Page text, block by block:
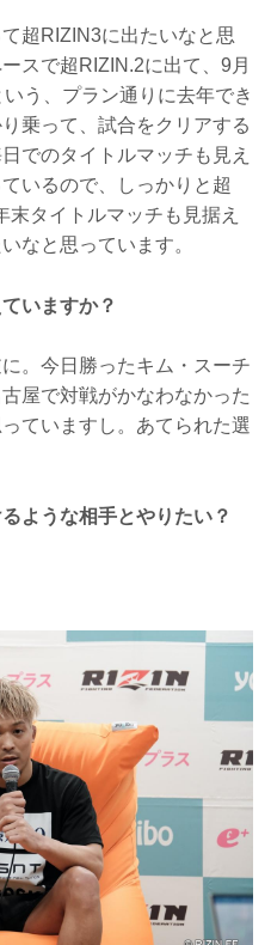
超RIZIN3に出たいなと思
スで超RIZIN.2に出て、9月
う、プラン通りに去年でき
乗って、試合をクリアする
でのタイトルマッチも見え
いるので、しっかりと超
末タイトルマッチも見据え
なと思っています。
いますか？
。今日勝ったキム・スーチ
屋で対戦がかなわなかった
ていますし。あてられた選
ような相手とやりたい？